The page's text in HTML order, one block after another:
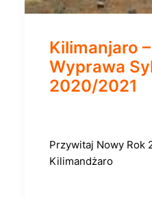
Kilimanjaro
Wyprawa
2020/2021
Przywitaj Nowy Rok
Kilimandżaro